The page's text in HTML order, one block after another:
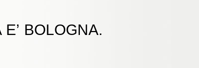
BOLOGNA.